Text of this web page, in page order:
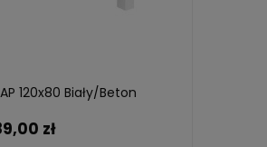
120x80 Biały/Beton
zł